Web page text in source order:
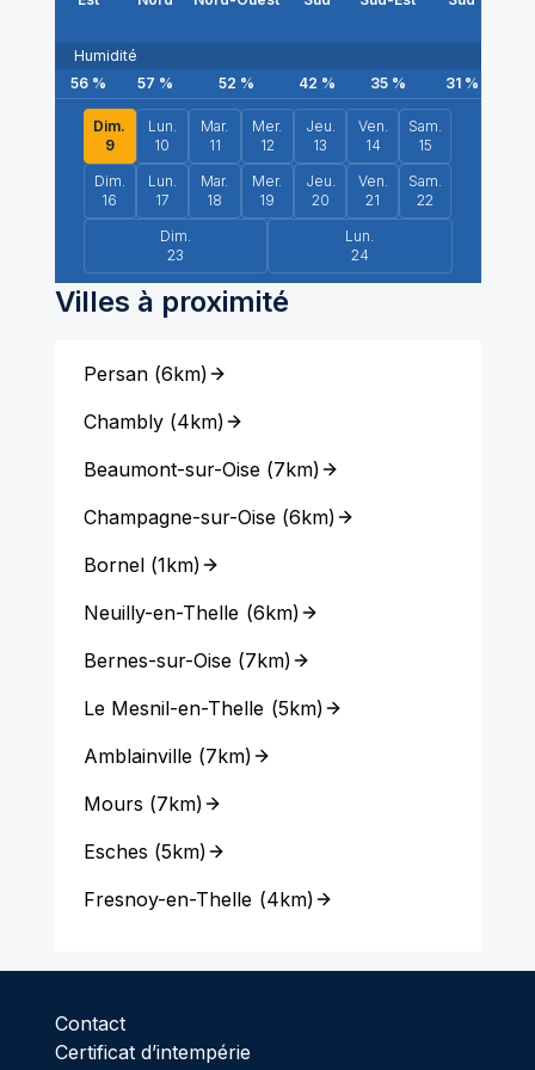
Humidité
56% 57 % 52 % 42 % 35% 31%
Dim.
9
Lun.
10
Mar.
11
Mer.
12
Jeu.
13
Ven.
14
Sam.
15
Dim.
16
Lun.
17
Mar.
18
Mer.
19
Jeu.
20
Ven.
21
Sam.
22
Dim.
23
Lun.
24
Villes à proximité
Persan(6km)
Chambly(4km)
Beaumont-sur-Oise(7km)
Champagne-sur-Oise(6km)
Bornel(1km)
Neuilly-en-Thelle (6km)
Bernes-sur-Oise(7km)
Le Mesnil-en-Thelle (5km)
Amblainville(7km)
Mours (7km)
Esches (5km)
Fresnoy-en-Thelle (4km)
Contact
Certificat d’intempérie